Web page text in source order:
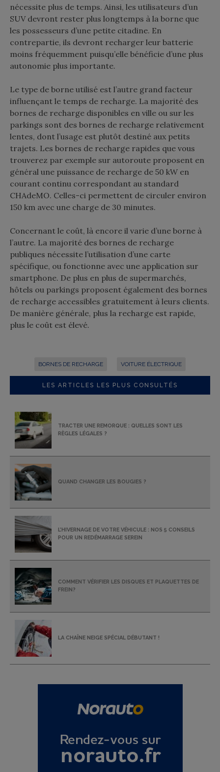
nécessite plus de temps. Ainsi, les utilisateurs d’un
SUV devront rester plus longtemps à la borne que
les possesseurs d’une petite citadine. En
contrepartie, ils devront recharger leur batterie
moins fréquemment puisqu’elle bénéficie d’une plus
autonomie plus importante.
Le type de borne utilisé est l’autre grand facteur
influençant le temps de recharge. La majorité des
bornes de recharge disponibles en ville ou sur les
parkings sont des bornes de recharge relativement
lentes, dont l’usage est plutôt destiné aux petits
trajets. Les bornes de recharge rapides que vous
trouverez par exemple sur autoroute proposent en
général une puissance de recharge de 50 kW en
courant continu correspondant au standard
CHAdeMO. Celles-ci permettent de circuler environ
150 km avec une charge de 30 minutes.
Concernant le coût, là encore il varie d’une borne à
l’autre. La majorité des bornes de recharge
publiques nécessite l’utilisation d’une carte
spécifique, ou fonctionne avec une application sur
smartphone. De plus en plus de supermarchés,
hôtels ou parkings proposent également des bornes
de recharge accessibles gratuitement à leurs clients.
De manière générale, plus la recharge est rapide,
plus le coût est élevé.
BORNES DE RECHARGE VOITURE ÉLECTRIQUE
LES ARTICLES LES PLUS CONSULTÉS
TRACTER UNE REMORQUE : QUELLES SONT LES
RÈGLES LÉGALES ?
QUAND CHANGER LES BOUGIES ?
L’HIVERNAGE DE VOTRE VÉHICULE : NOS 5 CONSEILS
POUR UN REDÉMARRAGE SEREIN
COMMENT VÉRIFIER LES DISQUES ET PLAQUETTES DE
FREIN?
LA CHAÎNE NEIGE SPÉCIAL DÉBUTANT !